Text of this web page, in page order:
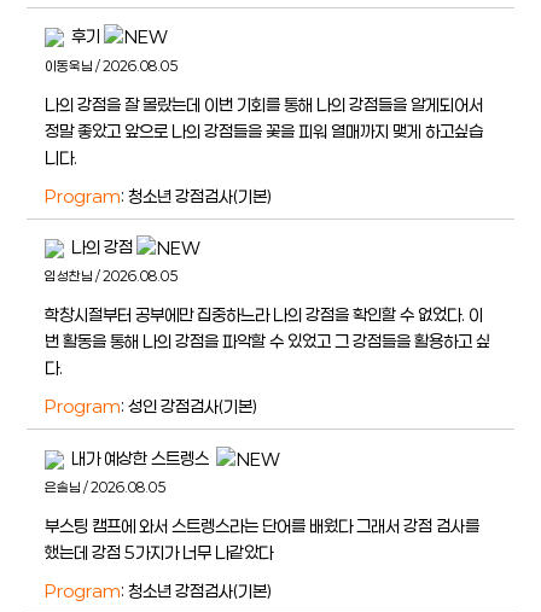
후기
이동욱님 / 2026.08.05
나의 강점을 잘 몰랐는데 이번 기회를 통해 나의 강점들을 알게되어서
정말 좋았고 앞으로 나의 강점들을 꽃을 피워 열매까지 맺게 하고싶습
니다.
Program: 청소년 강점검사(기본)
나의 강점
임성찬님 / 2026.08.05
학창시절부터 공부에만 집중하느라 나의 강점을 확인할 수 없었다. 이
번 활동을 통해 나의 강점을 파악할 수 있었고 그 강점들을 활용하고 싶
다.
Program: 성인 강점검사(기본)
내가 예상한 스트렝스
은솔님 / 2026.08.05
부스팅 캠프에 와서 스트렝스라는 단어를 배웠다 그래서 강점 검사를
했는데 강점 5가지가 너무 나같았다
Program: 청소년 강점검사(기본)